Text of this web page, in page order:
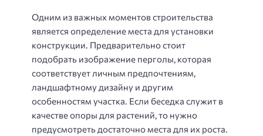
Одним из важных моментов строительства
является определение места для установки
конструкции. Предварительно стоит
подобрать изображение перголы, которая
соответствует личным предпочтениям,
ландшафтному дизайну и другим
особенностям участка. Если беседка служит в
качестве опоры для растений, то нужно
предусмотреть достаточно места для их роста.